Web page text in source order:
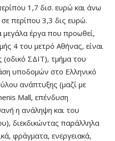
1,7 δισ. ευρώ και άνω
περίπου 3,3 δις ευρώ.
μεγάλα έργα που προωθεί,
4 του μετρό Αθήνας, είναι
(οδικό ΣΔΙΤ), τμήμα του
υποδομών στο Ελληνικό
ανάπτυξης (μαζί με
Mall, επένδυση
η ανάληψη και του
διεκδικώντας παράλληλα
φράγματα, ενεργειακά,